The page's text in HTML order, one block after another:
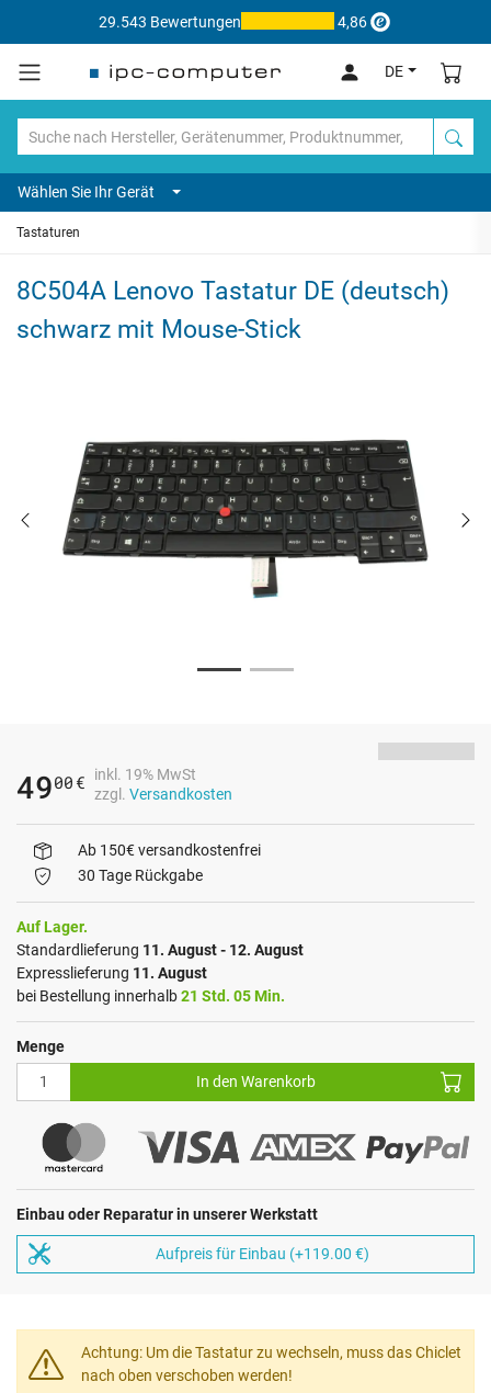
29.543 Bewertungen 4,86
DE
Wählen Sie Ihr Gerät
Tastaturen
8C504A Lenovo Tastatur DE (deutsch)
schwarz mit Mouse-Stick
4900 €
inkl. 19% MwSt
zzgl. Versandkosten
Ab 150€ versandkostenfrei
30 Tage Rückgabe
Auf Lager.
Standardlieferung 11. August - 12. August
Expresslieferung 11. August
bei Bestellung innerhalb21 Std. 05 Min.
Menge
In den Warenkorb
Einbau oder Reparatur in unserer Werkstatt
Aufpreis für Einbau (+119.00 €)
Achtung: Um die Tastatur zu wechseln, muss das Chiclet
nach oben verschoben werden!